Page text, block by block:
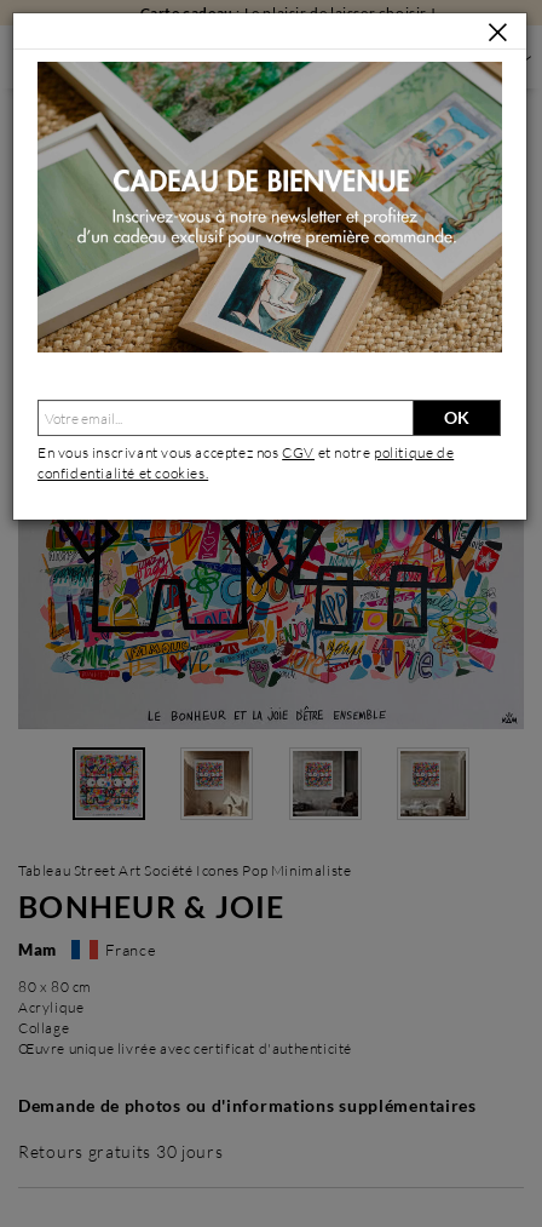
Carte cadeau: Le plaisir de laisser choisir !
PEINTURES PEINTURES PAR FORMAT
PEINTURES GRAND FORMAT
BONHEUR & JOIE
Peinture BONHEUR & JOIE par Mam | Tableau Street Art
Société Icones Pop Minimaliste Acrylique Collage
Tableau Street Art Société Icones Pop Minimaliste
BONHEUR & JOIE
Mam France
80 x 80 cm
Acrylique
Collage
Œuvre unique livrée avec certificat d'authenticité
Demande de photos ou d'informations supplémentaires
Retours gratuits 30 jours
OK
En vous inscrivant vous acceptez nosCGV et notre politique de
confidentialité et cookies.